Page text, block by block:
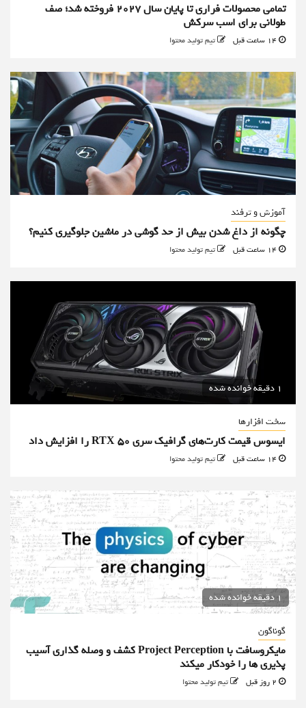
تمامی محصولات فراری تا پایان سال ۲۰۲۷ فروخته شد؛ صف
طولانی برای اسب سرکش
تیم تولید محتوا
آموزش و ترفند
چگونه از داغ شدن بیش از حد گوشی در ماشین جلوگیری کنیم؟
تیم تولید محتوا
1 دقیقه خوانده شده
سخت افزارها
ایسوس قیمت کارت‌های گرافیک سری RTX 50 را افزایش داد
تیم تولید محتوا
1 دقیقه خوانده شده
گوناگون
مایکروسافت با Project Perception کشف و وصله گذاری آسیب
پذیری ها را خودکار میکند
تیم تولید محتوا